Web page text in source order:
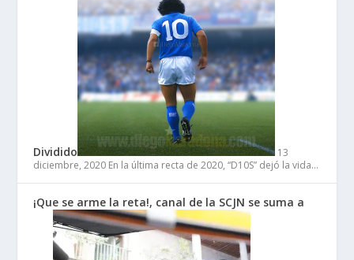
Dividido
13
diciembre, 2020 En la última recta de 2020, “D10S” dejó la vida…
¡Que se arme la reta!, canal de la SCJN se suma a